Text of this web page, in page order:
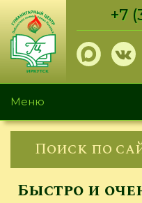
Перейти
основному
содержанию
+7
Меню
Поиск по
Быстро и